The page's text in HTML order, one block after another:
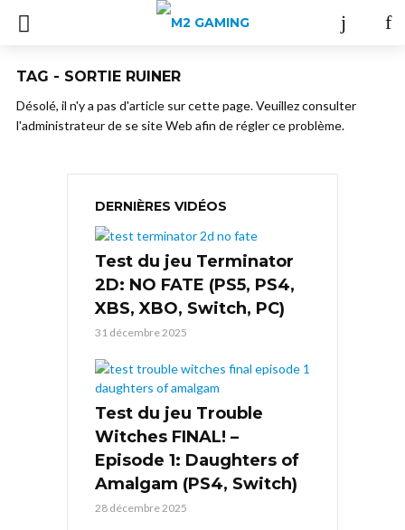
TAG - SORTIE RUINER
Désolé, il n'y a pas d'article sur cette page. Veuillez consulter
l'administrateur de se site Web afin de régler ce problème.
DERNIÈRES VIDÉOS
Test du jeu Terminator
2D: NO FATE (PS5, PS4,
XBS, XBO, Switch, PC)
31 décembre 2025
Test du jeu Trouble
Witches FINAL! –
Episode 1: Daughters of
Amalgam (PS4, Switch)
28 décembre 2025